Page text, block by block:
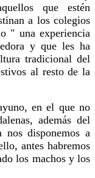
que estén
a los colegios
" una experiencia
y que les ha
tradicional del
al resto de la
en el que no
además del
nos disponemos a
antes habremos
los machos y los